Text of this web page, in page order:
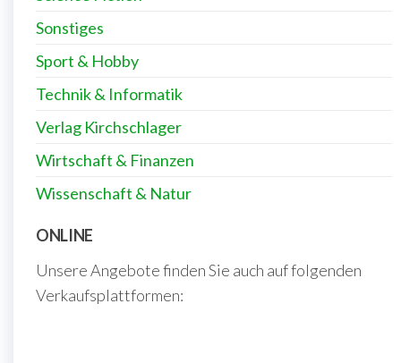
Sonstiges
Sport & Hobby
Technik & Informatik
Verlag Kirchschlager
Wirtschaft & Finanzen
Wissenschaft & Natur
ONLINE
Unsere Angebote finden Sie auch auf folgenden
Verkaufsplattformen: